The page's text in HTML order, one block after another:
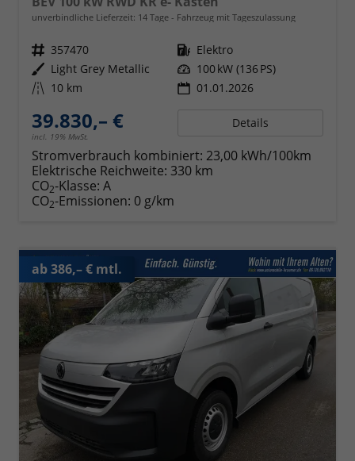
unverbindliche Lieferzeit: 14 Tage Fahrzeug mit Tageszulassung
Fahrzeugnr. 357470 Kraftstoff Elektro
Außenfarbe Light Grey Metallic Leistung 100 kW (136 PS)
Kilometerstand 10 km 01.01.2026
39.830,– €
incl. 19% MwSt.
Details
Stromverbrauch kombiniert: 23,00 kWh/100km
Elektrische Reichweite: 330 km
CO2-Klasse: A
CO2-Emissionen: 0 g/km
ab 386,– € mtl.